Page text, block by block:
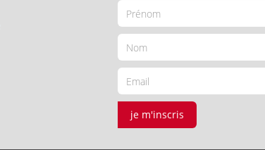
je m'inscris